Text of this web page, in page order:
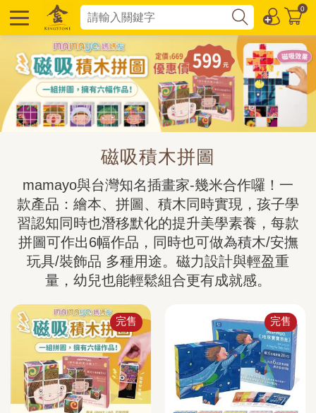
0
磁吸積木拼圖
mamayo與台灣知名插畫家-幾米合作囉！一
款產品：繪本、拼圖、積木同時實現，孩子學
習認知同時也潛移默化的提升美學素養，每款
拼圖可作出6幅作品，同時也可做為積木/安撫
玩具/裝飾品 多種用途。磁力設計與輕盈重
量，幼兒也能輕鬆組合更有成就感。
完售 完售